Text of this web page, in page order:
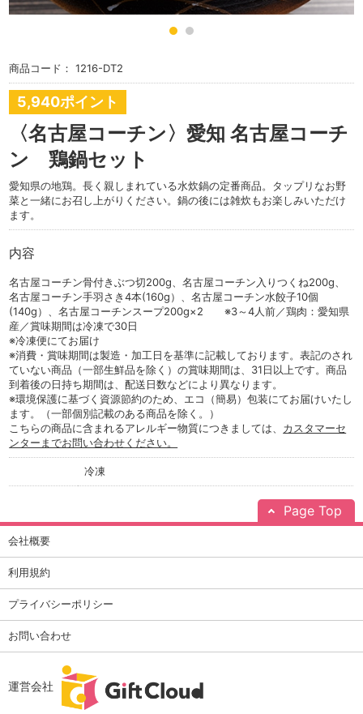
商品コード： 1216-DT2
5,940ポイント
〈名古屋コーチン〉愛知 名古屋コーチ
ン 鶏鍋セット
愛知県の地鶏。長く親しまれている水炊鍋の定番商品。タップリなお野
菜と一緒にお召し上がりください。鍋の後には雑炊もお楽しみいただけ
ます。
内容
名古屋コーチン骨付きぶつ切200g、名古屋コーチン入りつくね200g、
名古屋コーチン手羽さき4本(160g）、名古屋コーチン水餃子10個
(140g）、名古屋コーチンスープ200g×2 ※3～4人前／鶏肉：愛知県
産／賞味期間は冷凍で30日
※冷凍便にてお届け
※消費・賞味期間は製造・加工日を基準に記載しております。表記のされ
ていない商品（一部生鮮品を除く）の賞味期間は、31日以上です。商品
到着後の日持ち期間は、配送日数などにより異なります。
※環境保護に基づく資源節約のため、エコ（簡易）包装にてお届けいたし
ます。（一部個別記載のある商品を除く。）
こちらの商品に含まれるアレルギー物質につきましては、 カスタマーセ
ンターまでお問い合わせください。
冷凍
Page Top
会社概要
利用規約
プライバシーポリシー
お問い合わせ
運営会社